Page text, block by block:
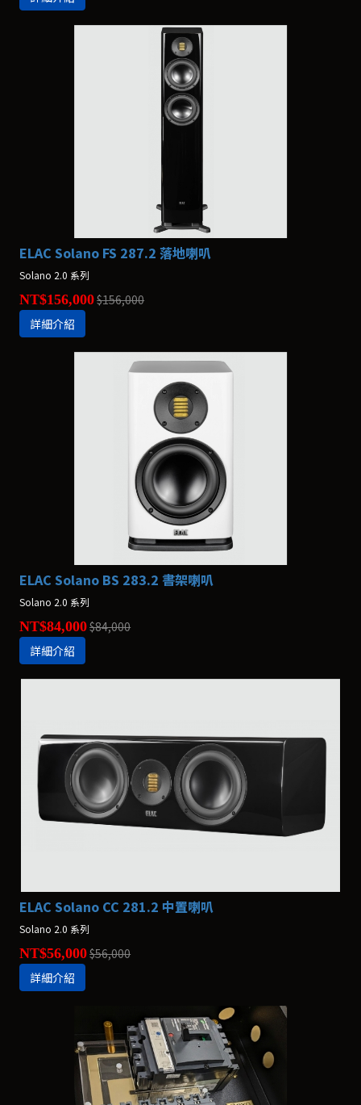
ELAC Solano FS 287.2 落地喇叭
Solano 2.0 系列
NT$156,000$156,000
詳細介紹
ELAC Solano BS 283.2 書架喇叭
Solano 2.0 系列
NT$84,000$84,000
詳細介紹
ELAC Solano CC 281.2 中置喇叭
Solano 2.0 系列
NT$56,000$56,000
詳細介紹